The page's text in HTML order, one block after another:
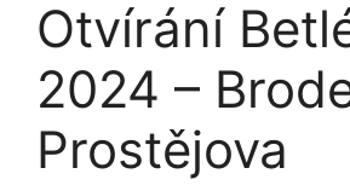
Otvírání
2024 –
Prostějova